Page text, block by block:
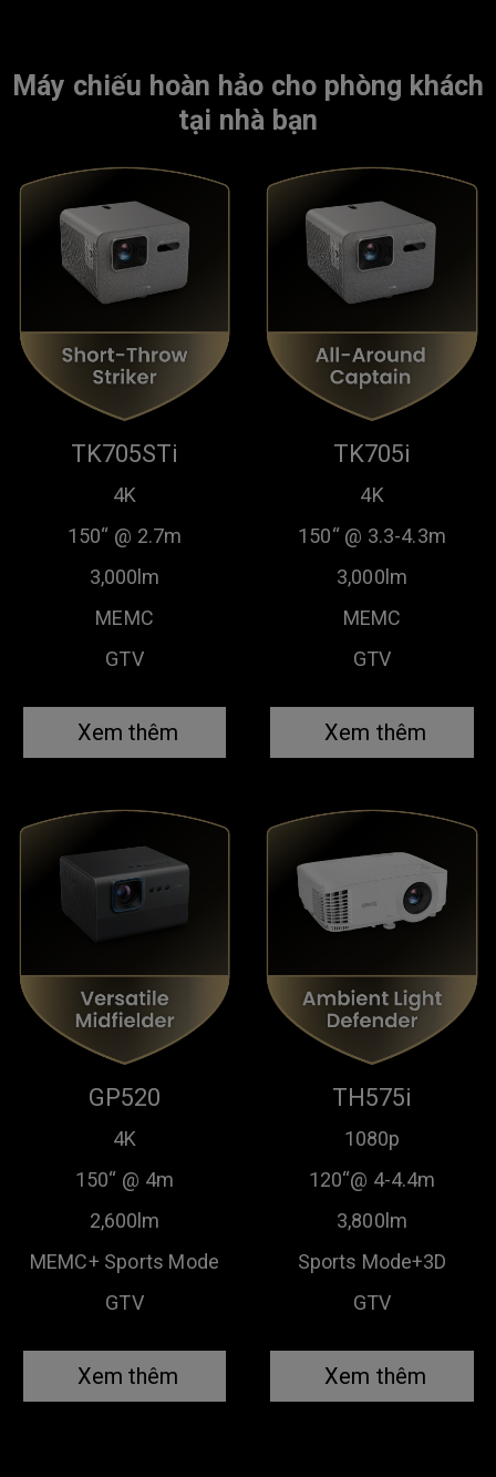
Máy chiếu hoàn hảo cho phòng khách
tại nhà bạn
TK705STi
4K
150“ @ 2.7m
3,000lm
MEMC
GTV
Xem thêm
TK705i
4K
150“ @ 3.3-4.3m
3,000lm
MEMC
GTV
Xem thêm
GP520
4K
150“ @ 4m
2,600lm
MEMC+ Sports Mode
GTV
Xem thêm
TH575i
1080p
120“@ 4-4.4m
3,800lm
Sports Mode+3D
GTV
Xem thêm